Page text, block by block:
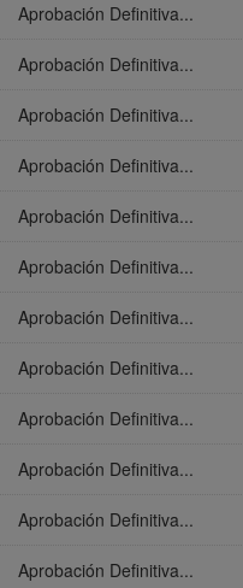
Aprobación Definitiva...
Aprobación Definitiva...
Aprobación Definitiva...
Aprobación Definitiva...
Aprobación Definitiva...
Aprobación Definitiva...
Aprobación Definitiva...
Aprobación Definitiva...
Aprobación Definitiva...
Aprobación Definitiva...
Aprobación Definitiva...
Aprobación Definitiva...